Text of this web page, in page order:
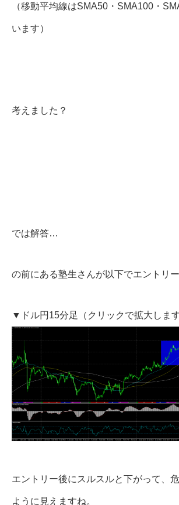
（移動平均線はSMA50・SMA100・
います）
考えました？
では解答…
の前にある塾生さんが以下でエントリー
▼ドル円15分足（クリックで拡大します
エントリー後にスルスルと下がって、
ように見えますね。